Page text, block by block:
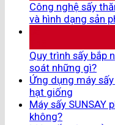
Công nghệ sấy
và hình dạng sản
Quy trình sấy bắp
soát những gì?
Ứng dụng máy
hạt giống
Máy sấy SUNSAY
không?